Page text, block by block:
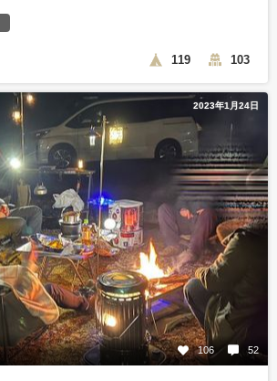
119 103
2023年1月24日
106 52